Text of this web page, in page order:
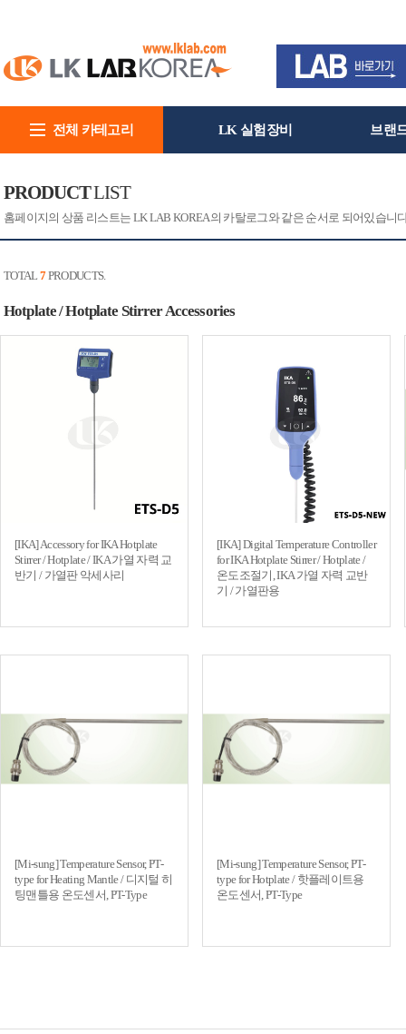
전체 카테고리 LK 실험장비 브랜
PRODUCTLIST
홈페이지의 상품 리스트는 LK LAB KOREA의 카탈로그와 같은 순서로 되어있습
TOTAL 7PRODUCTS.
Hotplate / Hotplate Stirrer Accessories
[IKA] Accessory for IKA Hotplate
Stirrer / Hotplate / IKA 가열 자력 교
반기 / 가열판 악세사리
[IKA] Digital Temperature Controller
for IKA Hotplate Stirrer / Hotplate /
온도조절기, IKA 가열 자력 교반
기 / 가열판용
[Mi-sung] Temperature Sensor, PT-
type for Heating Mantle / 디지털 히
팅맨틀용 온도센서, PT-Type
[Mi-sung] Temperature Sensor, PT-
type for Hotplate / 핫플레이트용
온도센서, PT-Type